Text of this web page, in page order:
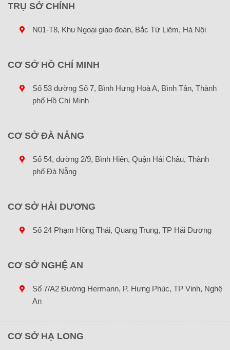
TRỤ SỞ CHÍNH
N01-T8, Khu Ngoại giao đoàn, Bắc Từ Liêm, Hà Nội
CƠ SỞ HỒ CHÍ MINH
Số 53 đường Số 7, Bình Hưng Hoà A, Bình Tân, Thành
phố Hồ Chí Minh
CƠ SỞ ĐÀ NẴNG
Số 54, đường 2/9, Bình Hiên, Quận Hải Châu, Thành
phố Đà Nẵng
CƠ SỞ HẢI DƯƠNG
Số 24 Phạm Hồng Thái, Quang Trung, TP Hải Dương
CƠ SỞ NGHỆ AN
Số 7/A2 Đường Hermann, P. Hưng Phúc, TP Vinh, Nghệ
An
CƠ SỞ HẠ LONG